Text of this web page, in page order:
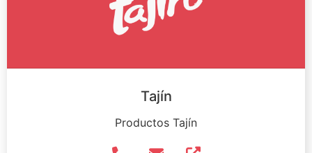
Tajín
Productos Tajín